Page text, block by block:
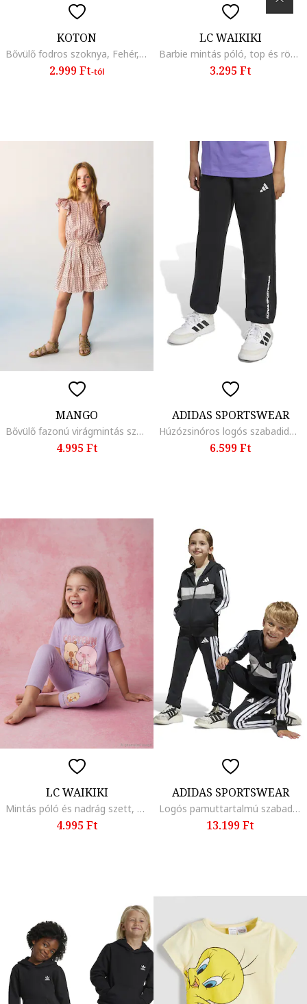
KOTON
Bővülő fodros szoknya, Fehér, Királykék,
2.999 Ft-tól
LC WAIKIKI
Barbie mintás póló, top és rövidnadrág szett - 3 részes, Pasztellrózsaszín/Törtfehér
3.295 Ft
MANGO
Bővülő fazonú virágmintás szoknya, Pasztellrózsaszín
4.995 Ft
ADIDAS SPORTSWEAR
Húzózsinóros logós szabadidőnadrág, Fekete
6.599 Ft
LC WAIKIKI
Mintás póló és nadrág szett, Lila
4.995 Ft
ADIDAS SPORTSWEAR
Logós pamuttartalmú szabadidőruha, Fehér/Fekete/Szürke
13.199 Ft